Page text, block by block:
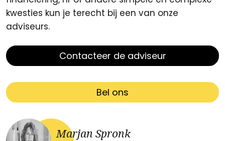
kwesties kun je terecht bij een van onze
adviseurs.
Contacteer de adviseur
Bel ons
Marjan Spronk